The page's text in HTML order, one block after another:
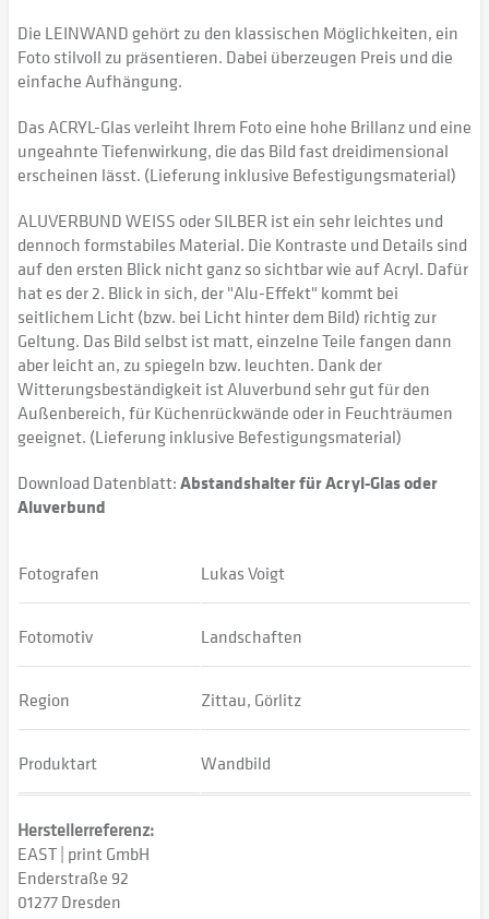
Die LEINWAND gehört zu den klassischen Möglichkeiten, ein
Foto stilvoll zu präsentieren. Dabei überzeugen Preis und die
einfache Aufhängung.
Das ACRYL-Glas verleiht Ihrem Foto eine hohe Brillanz und eine
ungeahnte Tiefenwirkung, die das Bild fast dreidimensional
erscheinen lässt. (Lieferung inklusive Befestigungsmaterial)
ALUVERBUND WEISS oder SILBER ist ein sehr leichtes und
dennoch formstabiles Material. Die Kontraste und Details sind
auf den ersten Blick nicht ganz so sichtbar wie auf Acryl. Dafür
hat es der 2. Blick in sich, der "Alu-Effekt" kommt bei
seitlichem Licht (bzw. bei Licht hinter dem Bild) richtig zur
Geltung. Das Bild selbst ist matt, einzelne Teile fangen dann
aber leicht an, zu spiegeln bzw. leuchten. Dank der
Witterungsbeständigkeit ist Aluverbund sehr gut für den
Außenbereich, für Küchenrückwände oder in Feuchträumen
geeignet. (Lieferung inklusive Befestigungsmaterial)
Download Datenblatt:Abstandshalter für Acryl-Glas oder
Aluverbund
Fotografen Lukas Voigt
Fotomotiv Landschaften
Region Zittau, Görlitz
Produktart Wandbild
Herstellerreferenz:
EAST | print GmbH
Enderstraße 92
01277 Dresden